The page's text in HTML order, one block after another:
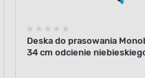
Deska do prasowania
34 cm odcienie